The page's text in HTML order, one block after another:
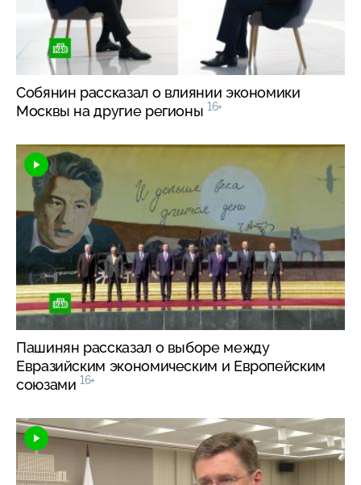
Собянин рассказал о влиянии экономики
Москвы на другие регионы 16+
Пашинян рассказал о выборе между
Евразийским экономическим и Европейским
союзами 16+